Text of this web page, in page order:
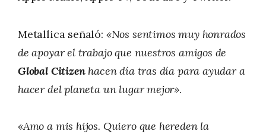
Metallica señaló: «Nos sentimos muy honrados
de apoyar el trabajo que nuestros amigos de
Global Citizenhacen día tras día para ayudar a
hacer del planeta un lugar mejor».
«Amo a mis hijos. Quiero que hereden la